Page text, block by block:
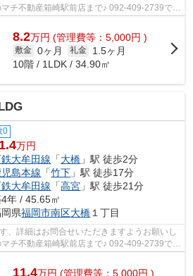
チ不動産箱崎駅前店まで♪ 092-409-2739で
！！♪
8.2万円 (管理費等：5,000円 )
敷金 0ヶ月 礼金
1.5ヶ月
10階 / 1LDK / 34.90㎡
0
万円
大牟田線 「大橋 」駅 徒歩2分
児島本線 「竹下 」駅 徒歩17分
大牟田線 「高宮 」駅 徒歩21分
年 / 45.65㎡
県福岡市南区大橋 １丁目
、詳細はお問合せいただきますようお願いし
チ不動産箱崎駅前店まで♪ 092-409-2739で
11.4万円 (管理費等：5,000円 )